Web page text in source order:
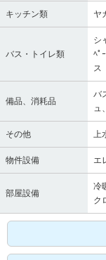
キッチン類 ヤ
バス・トイレ類
シ
ﾍﾟ
ス
備品、消耗品
バ
ュ
その他 上
物件設備 エ
部屋設備
冷
ク